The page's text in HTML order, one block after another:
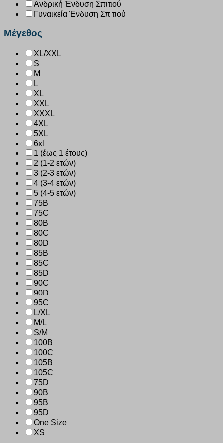
Ανδρική Ένδυση Σπιτιού
Γυναικεία Ένδυση Σπιτιού
Μέγεθος
XL/XXL
S
M
L
XL
XXL
XXXL
4XL
5XL
6xl
1 (έως 1 έτους)
2 (1-2 ετών)
3 (2-3 ετών)
4 (3-4 ετών)
5 (4-5 ετών)
75B
75C
80B
80C
80D
85B
85C
85D
90C
90D
95C
L/XL
M/L
S/M
100B
100C
105B
105C
75D
90B
95B
95D
One Size
XS